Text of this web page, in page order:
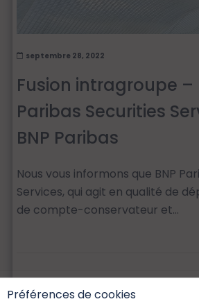
Préférences de cookies
Fusion intragroupe –
Paribas Securities
BNP Paribas
Nous vous informons que BNP
Services, qui agit en qualité de
de compte-conservateur et...
septembre 28, 2022